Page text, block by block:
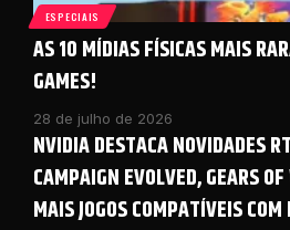
ESPECIAIS
AS 10 MÍDIAS FÍSICAS MAIS
GAMES!
28 de julho de 2026
NVIDIA DESTACA NOVIDADES
CAMPAIGN EVOLVED, GEARS
MAIS JOGOS COMPATÍVEIS